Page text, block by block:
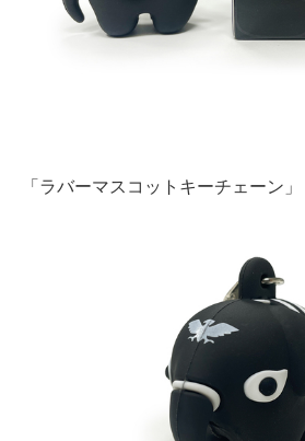
「ラバーマスコットキーチェーン」